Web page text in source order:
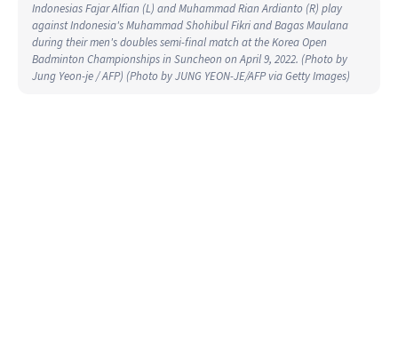
Indonesias Fajar Alfian (L) and Muhammad Rian Ardianto (R) play
against Indonesia's Muhammad Shohibul Fikri and Bagas Maulana
during their men's doubles semi-final match at the Korea Open
Badminton Championships in Suncheon on April 9, 2022. (Photo by
Jung Yeon-je / AFP) (Photo by JUNG YEON-JE/AFP via Getty Images)